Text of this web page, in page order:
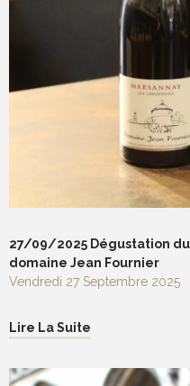
27/09/2025 Dégustation
domaine Jean Fournier
Vendredi 27 Septembre 2025
Lire La Suite